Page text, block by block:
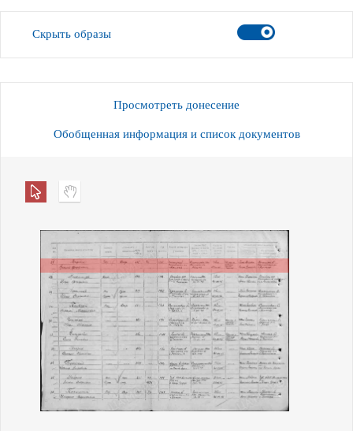
Скрыть образы
Просмотреть донесение
Обобщенная информация и список документов